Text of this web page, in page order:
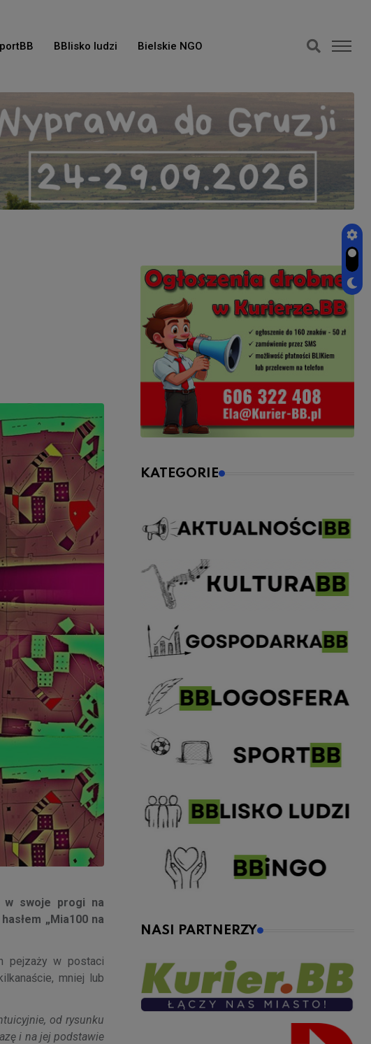
BBlisko ludzi Bielskie NGO
w swoje progi na
„Mia100 na
pejzaży w postaci
mniej lub
od rysunku
i na jej podstawie
KATEGORIE
NASI PARTNERZY